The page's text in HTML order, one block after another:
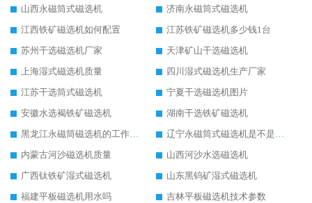
山西永磁筒式磁选机
济南永磁筒式磁选机
江西铁矿磁选机如何配置
江苏铁矿磁选机多少钱1台
苏州干选磁选机厂家
天津矿山干选磁选机
上海湿式磁选机质量
四川湿式磁选机生产厂家
江苏干选筒式磁选机
宁夏干选磁选机图片
安徽水选褐铁矿磁选机
湖南干选铁矿磁选机
黑龙江永磁筒磁选机的工作原理
辽宁永磁筒式磁选机是不是强磁
内蒙古河沙磁选机质量
山西河沙水选磁选机
广西钛铁矿湿式磁选机
山东黑钨矿湿式磁选机
福建平板磁选机用水吗
吉林平板磁选机技术参数